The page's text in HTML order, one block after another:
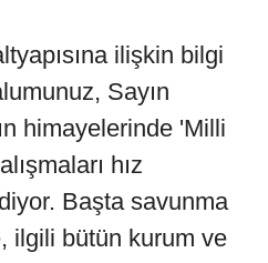
ilişkin bilgi
Sayın
himayelerinde 'Milli
hız
Başta savunma
ilgili bütün kurum ve